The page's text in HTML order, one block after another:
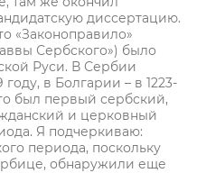
диссертацию.
«Законоправило»
Сербского») было
Руси. В Сербии
году, в Болгарии – в 1223-
был первый сербский,
и церковный
Я подчеркиваю:
периода, поскольку
обнаружили еще